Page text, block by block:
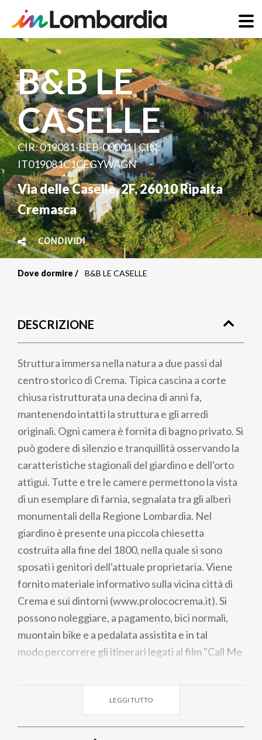
Salta
al
contenuto
principale
B&B LE
CASELLE
CIR: 019081-BEB-00001 | CIN:
IT019081C1CEGYWAGN
Via delle Caselle, 2F,26010Ripalta
Cremasca
CONDIVIDI
pane
Dove dormire B&B LE CASELLE
DESCRIZIONE
Struttura immersa nella natura a due passi dal
centro storico di Crema. Tipica cascina a corte
chiusa ristrutturata una decina di anni fa,
mantenendo intatti la struttura e gli arredi
originali. Ogni camera è fornita di bagno privato. Si
può godere di silenzio e tranquillità osservando la
caratteristiche stagionali del giardino e dell'orto
attigui. Tutte e tre le camere permettono la vista
di un esemplare di farnia, segnalata tra gli alberi
monumentali della Regione Lombardia. Nel
giardino è presente una piccola chiesetta
costruita alla fine del 1800, nella quale si sono
sposati i genitori dell'attuale proprietaria. Viene
fornito materiale informativo sulla vicina città di
Crema e sui dintorni (www.prolococrema.it). Si
possono noleggiare, a pagamento, bici normali,
muontain bike e a pedalata assistita e in tal
modo percorrere gli itinerari legati al film "Call Me
concordare (anche di sabato e domenica) una
visita guidata presso un laboratorio di fusione di
a 1km circa di distanza (via Allanconi 5, Bolzone di
LEGGI TUTTO